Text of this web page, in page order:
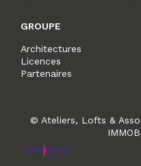
GROUPE
Architectures
Licences
Partenaires
© Ateliers, Lofts &